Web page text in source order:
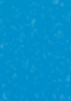
перейдя на
выгодную
подходит
случаях